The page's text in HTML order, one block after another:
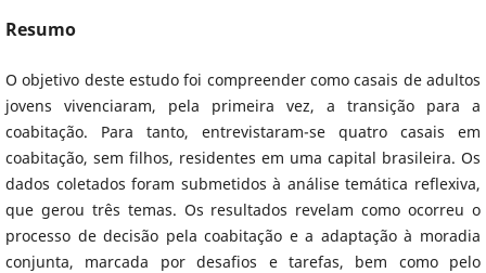
Resumo
O objetivo deste estudo foi compreender como casais de adultos
jovens vivenciaram, pela primeira vez, a transição para a
coabitação. Para tanto, entrevistaram-se quatro casais em
coabitação, sem filhos, residentes em uma capital brasileira. Os
dados coletados foram submetidos à análise temática reflexiva,
que gerou três temas. Os resultados revelam como ocorreu o
processo de decisão pela coabitação e a adaptação à moradia
conjunta, marcada por desafios e tarefas, bem como pelo